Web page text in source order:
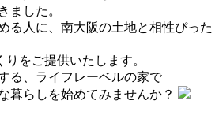
ました。
る人に、 南大阪の土地と相性ぴった
をご提供いたします。
る、ライフレーベルの家で
暮らしを始めてみませんか？